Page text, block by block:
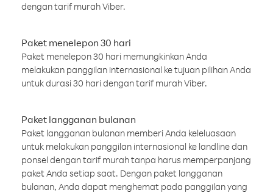
dengan tarif murah Viber.
Paket menelepon 30 hari
Paket menelepon 30 hari memungkinkan Anda
melakukan panggilan internasional ke tujuan pilihan Anda
untuk durasi 30 hari dengan tarif murah Viber.
Paket langganan bulanan
Paket langganan bulanan memberi Anda keleluasaan
untuk melakukan panggilan internasional ke landline dan
ponsel dengan tarif murah tanpa harus memperpanjang
paket Anda setiap saat. Dengan paket langganan
bulanan, Anda dapat menghemat pada panggilan yang